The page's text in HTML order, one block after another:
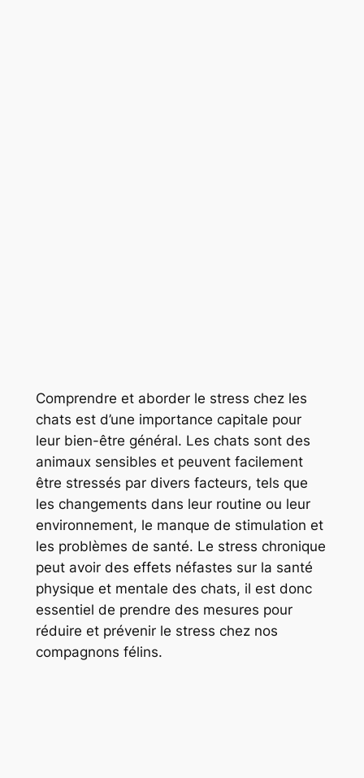
Comprendre et aborder le stress chez les
chats est d’une importance capitale pour
leur bien-être général. Les chats sont des
animaux sensibles et peuvent facilement
être stressés par divers facteurs, tels que
les changements dans leur routine ou leur
environnement, le manque de stimulation et
les problèmes de santé. Le stress chronique
peut avoir des effets néfastes sur la santé
physique et mentale des chats, il est donc
essentiel de prendre des mesures pour
réduire et prévenir le stress chez nos
compagnons félins.